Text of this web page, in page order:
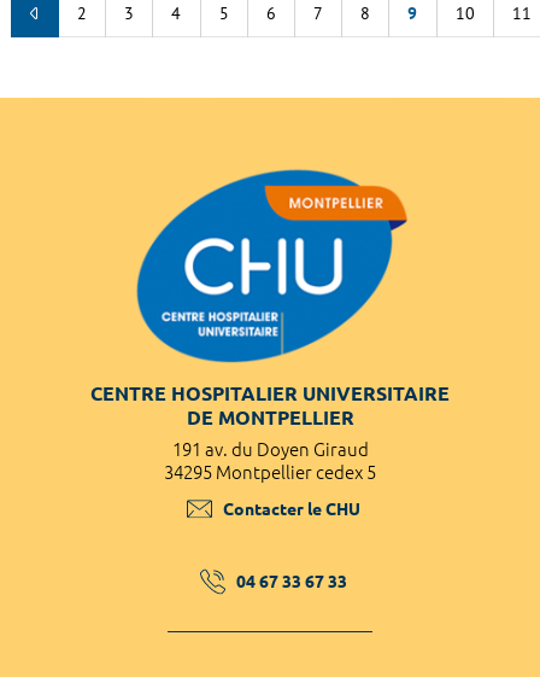
2 3 4 5 6 7 8 9 10 11
CENTRE HOSPITALIER UNIVERSITAIRE
DE MONTPELLIER
191 av. du Doyen Giraud
34295 Montpellier cedex 5
Contacter le CHU
04 67 33 67 33